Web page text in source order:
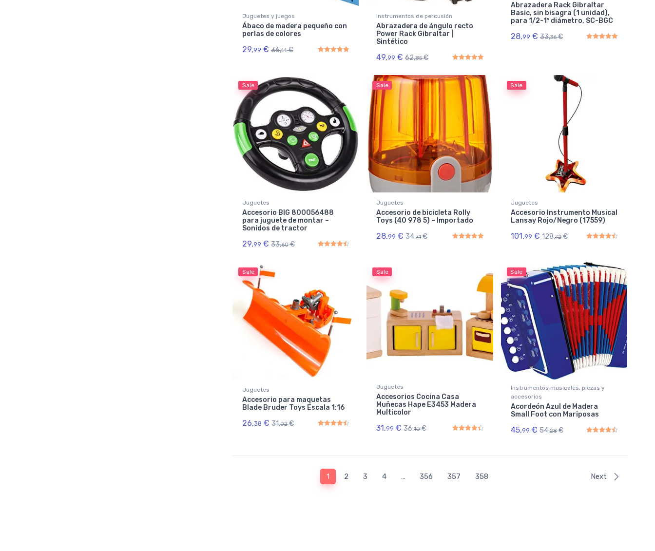
Juguetes y juegos
Ábaco de madera pequeño con
perlas de colores
29,99 € 36,14 €
Instrumentos de percusión
Abrazadera de ángulo recto
Power Rack Gibraltar |
Sintético
49,99 € 62,85 €
Abrazadera Rack Gibraltar
Basic, sin bisagra (1 unidad),
para 1/2-1″ diámetro, SC-BGC
28,99 € 33,36 €
Sale
Juguetes
Accesorio BIG 800056488
para juguete de montar –
Sonidos de tractor
29,99 € 33,60 €
Sale
Juguetes
Accesorio de bicicleta Rolly
Toys (40 978 5) – Importado
28,99 € 34,71 €
Sale
Juguetes
Accesorio Instrumento Musical
Lansay Rojo/Negro (17559)
101,99 € 128,72 €
Sale
Juguetes
Accesorio para maquetas
Blade Bruder Toys Escala 1:16
26,38 € 31,02 €
Sale
Juguetes
Accesorios Cocina Casa
Muñecas Hape E3453 Madera
Multicolor
31,99 € 36,10 €
Sale
Instrumentos musicales, piezas y
accesorios
Acordeón Azul de Madera
Small Foot con Mariposas
45,99 € 54,28 €
1 2 3 4 … 356 357 358 Next